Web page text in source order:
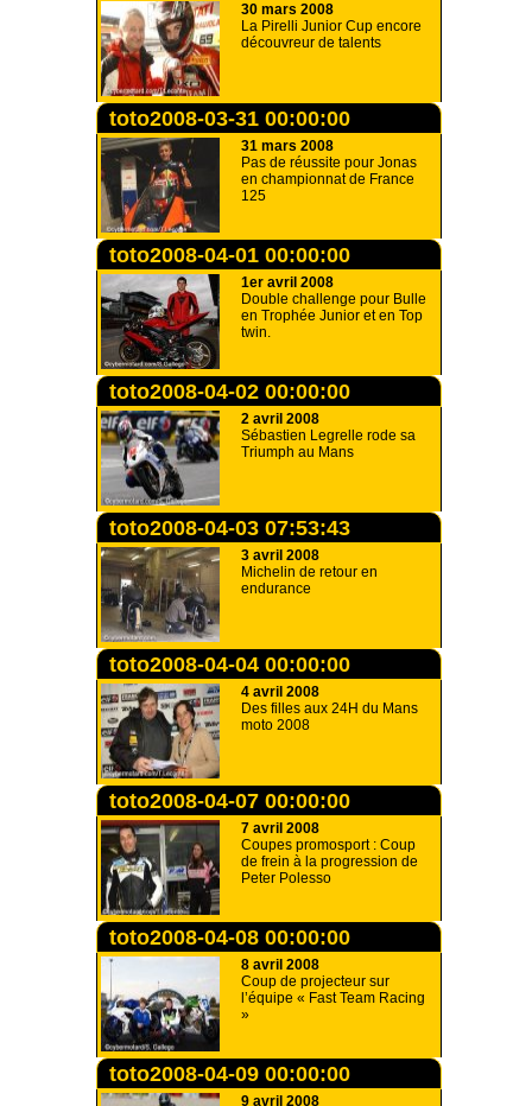
30 mars 2008
La Pirelli Junior Cup encore
découvreur de talents
toto2008-03-31 00:00:00
31 mars 2008
Pas de réussite pour Jonas
en championnat de France
125
toto2008-04-01 00:00:00
1er avril 2008
Double challenge pour Bulle
en Trophée Junior et en Top
twin.
toto2008-04-02 00:00:00
2 avril 2008
Sébastien Legrelle rode sa
Triumph au Mans
toto2008-04-03 07:53:43
3 avril 2008
Michelin de retour en
endurance
toto2008-04-04 00:00:00
4 avril 2008
Des filles aux 24H du Mans
moto 2008
toto2008-04-07 00:00:00
7 avril 2008
Coupes promosport : Coup
de frein à la progression de
Peter Polesso
toto2008-04-08 00:00:00
8 avril 2008
Coup de projecteur sur
l’équipe « Fast Team Racing
»
toto2008-04-09 00:00:00
9 avril 2008